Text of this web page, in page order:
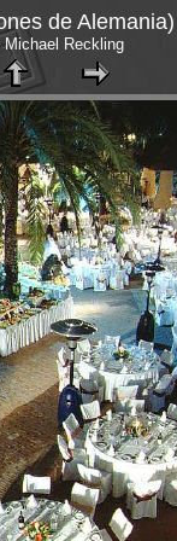
de
Michael Reckling